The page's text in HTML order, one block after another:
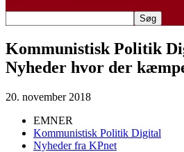
Kommunistisk Politik
Nyheder hvor der
20. november 2018
EMNER
Kommunistisk Politik Digital
Nyheder fra KPnet